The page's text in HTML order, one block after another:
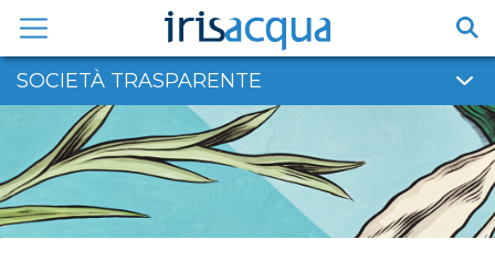
contenuto
SOCIETÀ TRASPARENTE